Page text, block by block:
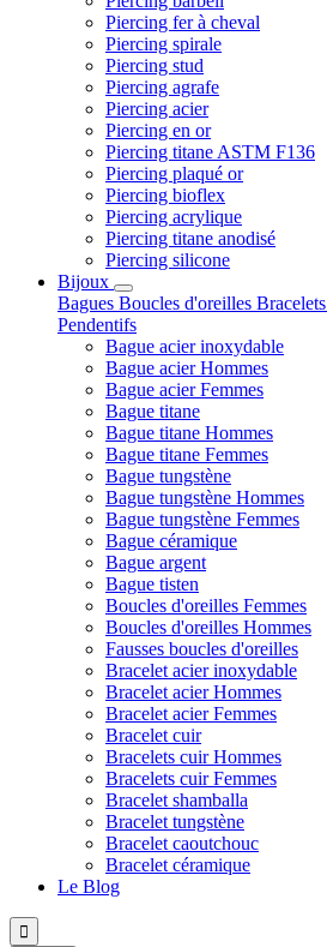
Piercing fer à cheval
Piercing spirale
Piercing stud
Piercing agrafe
Piercing acier
Piercing en or
Piercing titane ASTM F136
Piercing plaqué or
Piercing bioflex
Piercing acrylique
Piercing titane anodisé
Piercing silicone
Bijoux
Bagues Boucles d'oreilles Bracelets
Pendentifs
Bague acier inoxydable
Bague acier Hommes
Bague acier Femmes
Bague titane
Bague titane Hommes
Bague titane Femmes
Bague tungstène
Bague tungstène Hommes
Bague tungstène Femmes
Bague céramique
Bague argent
Bague tisten
Boucles d'oreilles Femmes
Boucles d'oreilles Hommes
Fausses boucles d'oreilles
Bracelet acier inoxydable
Bracelet acier Hommes
Bracelet acier Femmes
Bracelet cuir
Bracelets cuir Hommes
Bracelets cuir Femmes
Bracelet shamballa
Bracelet tungstène
Bracelet caoutchouc
Bracelet céramique
Le Blog
